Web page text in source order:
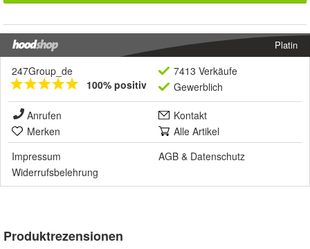
Platin
247Group_de
100% positiv
7413 Verkäufe
Gewerblich
Anrufen
Kontakt
Merken
Alle Artikel
Impressum
AGB & Datenschutz
Widerrufsbelehrung
Produktrezensionen